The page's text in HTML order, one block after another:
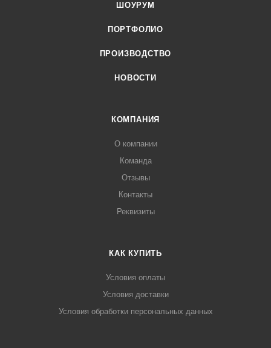
ШОУРУМ
ПОРТФОЛИО
ПРОИЗВОДСТВО
НОВОСТИ
КОМПАНИЯ
О компании
Команда
Отзывы
Контакты
Реквизиты
КАК КУПИТЬ
Условия оплаты
Условия доставки
Условия обработки персональных данных